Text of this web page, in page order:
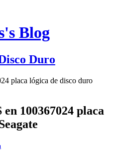
Blog
Duro
placa lógica de disco duro
100367024 placa